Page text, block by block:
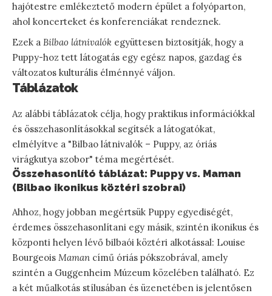
hajótestre emlékeztető modern épület a folyóparton,
ahol koncerteket és konferenciákat rendeznek.
Ezek a Bilbao látnivalók együttesen biztosítják, hogy a
Puppy-hoz tett látogatás egy egész napos, gazdag és
változatos kulturális élménnyé váljon.
Táblázatok
Az alábbi táblázatok célja, hogy praktikus információkkal
és összehasonlításokkal segítsék a látogatókat,
elmélyítve a "Bilbao látnivalók – Puppy, az óriás
virágkutya szobor" téma megértését.
Összehasonlító táblázat: Puppy vs. Maman
(Bilbao ikonikus köztéri szobrai)
Ahhoz, hogy jobban megértsük Puppy egyediségét,
érdemes összehasonlítani egy másik, szintén ikonikus és
központi helyen lévő bilbaói köztéri alkotással: Louise
Bourgeois Maman című óriás pókszobrával, amely
szintén a Guggenheim Múzeum közelében található. Ez
a két műalkotás stílusában és üzenetében is jelentősen